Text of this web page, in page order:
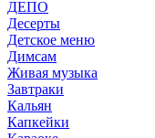
ДЕПО
Десерты
Детское меню
Димсам
Живая музыка
Завтраки
Кальян
Капкейки